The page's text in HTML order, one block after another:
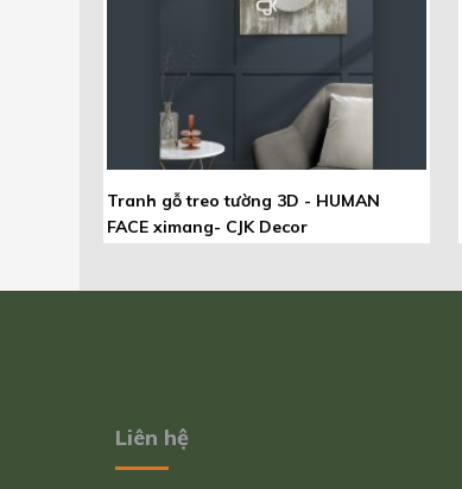
Tranh gỗ treo tường 3D - HUMAN
FACE ximang- CJK Decor
Liên hệ